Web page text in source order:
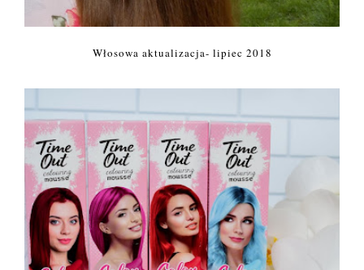
Włosowa aktualizacja- lipiec 2018